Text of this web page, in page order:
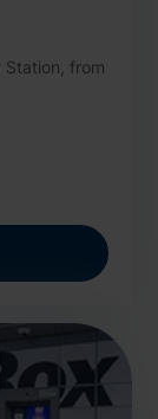
Station, from